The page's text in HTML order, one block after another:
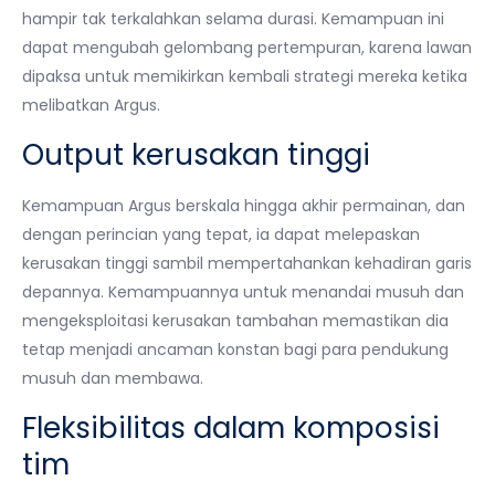
hampir tak terkalahkan selama durasi. Kemampuan ini
dapat mengubah gelombang pertempuran, karena lawan
dipaksa untuk memikirkan kembali strategi mereka ketika
melibatkan Argus.
Output kerusakan tinggi
Kemampuan Argus berskala hingga akhir permainan, dan
dengan perincian yang tepat, ia dapat melepaskan
kerusakan tinggi sambil mempertahankan kehadiran garis
depannya. Kemampuannya untuk menandai musuh dan
mengeksploitasi kerusakan tambahan memastikan dia
tetap menjadi ancaman konstan bagi para pendukung
musuh dan membawa.
Fleksibilitas dalam komposisi
tim